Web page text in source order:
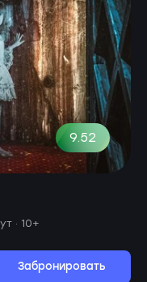
9.52
· 10+
Забронировать